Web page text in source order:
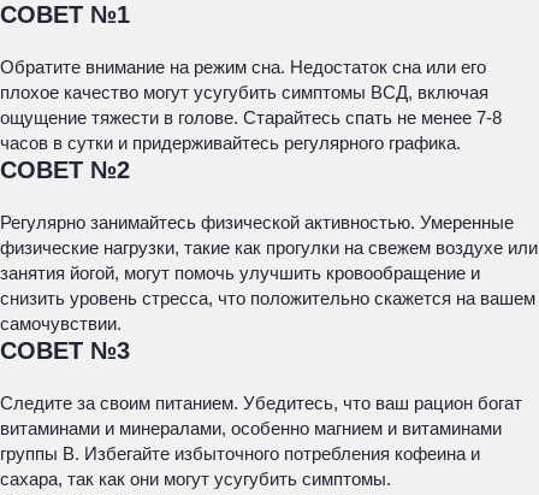
СОВЕТ №1
Обратите внимание на режим сна. Недостаток сна или его
плохое качество могут усугубить симптомы ВСД, включая
ощущение тяжести в голове. Старайтесь спать не менее 7-8
часов в сутки и придерживайтесь регулярного графика.
СОВЕТ №2
Регулярно занимайтесь физической активностью. Умеренные
физические нагрузки, такие как прогулки на свежем воздухе или
занятия йогой, могут помочь улучшить кровообращение и
снизить уровень стресса, что положительно скажется на вашем
самочувствии.
СОВЕТ №3
Следите за своим питанием. Убедитесь, что ваш рацион богат
витаминами и минералами, особенно магнием и витаминами
группы B. Избегайте избыточного потребления кофеина и
сахара, так как они могут усугубить симптомы.